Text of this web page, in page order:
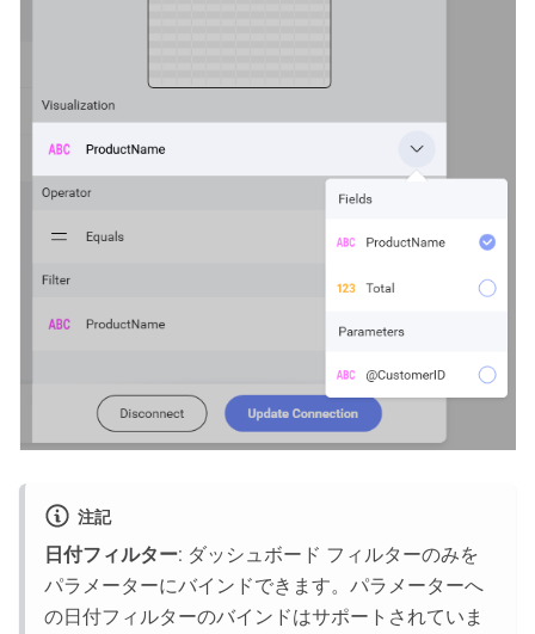
注記
日付フィルター: ダッシュボード フィルターのみを
パラメーターにバインドできます。パラメーターへ
の日付フィルターのバインドはサポートされていま